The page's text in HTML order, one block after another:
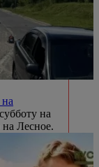
на
на Лесное.